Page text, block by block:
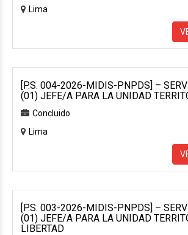
Lima
[P.S. 004-2026-MIDIS-PNPDS] –
(01) JEFE/A PARA LA UNIDAD
Concluido
Lima
[P.S. 003-2026-MIDIS-PNPDS] –
(01) JEFE/A PARA LA UNIDAD
LIBERTAD